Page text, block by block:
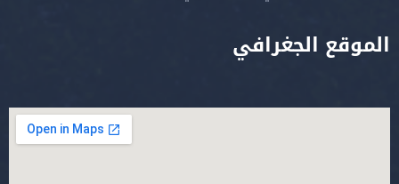
الموقع الجغرافي